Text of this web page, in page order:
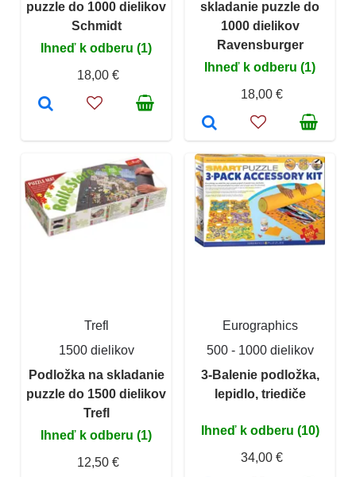
puzzle do 1000 dielikov
Schmidt
Ihneď k odberu (1)
18,00 €
skladanie puzzle do
1000 dielikov
Ravensburger
Ihneď k odberu (1)
18,00 €
Trefl
1500 dielikov
Podložka na skladanie
puzzle do 1500 dielikov
Trefl
Ihneď k odberu (1)
12,50 €
Eurographics
500 - 1000 dielikov
3-Balenie podložka,
lepidlo, triediče
Ihneď k odberu (10)
34,00 €